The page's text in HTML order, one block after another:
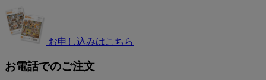
お申し込みはこちら
お電話でのご注文